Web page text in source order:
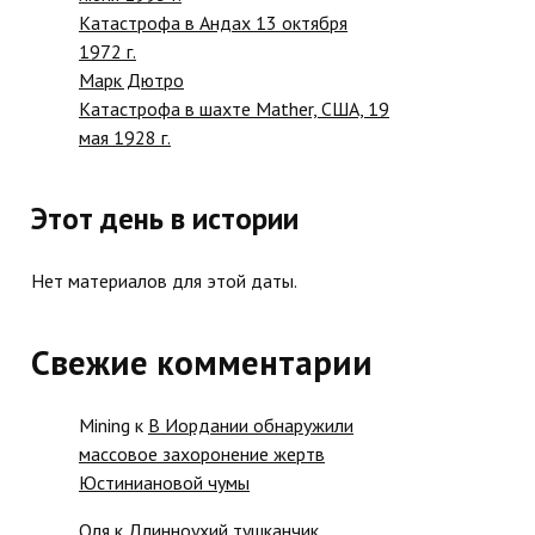
Катастрофа в Андах 13 октября
1972 г.
Марк Дютро
Катастрофа в шахте Mather, США, 19
мая 1928 г.
Этот день в истории
Нет материалов для этой даты.
Свежие комментарии
Mining к В Иордании обнаружили
массовое захоронение жертв
Юстиниановой чумы
Оля к Длинноухий тушканчик